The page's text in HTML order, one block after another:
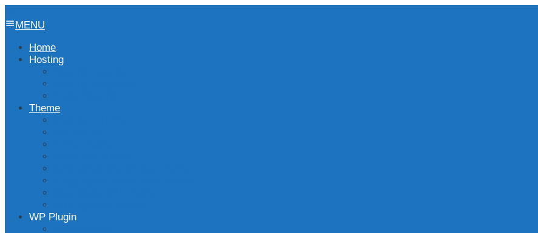
MENU
Home
Hosting
Theme
WP Plugin